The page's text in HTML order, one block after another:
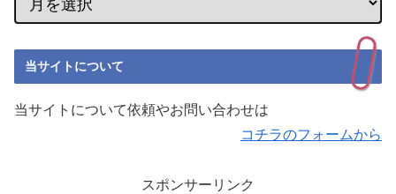
当サイトについて
当サイトについて依頼やお問い合わせは
コチラのフォームから
スポンサーリンク